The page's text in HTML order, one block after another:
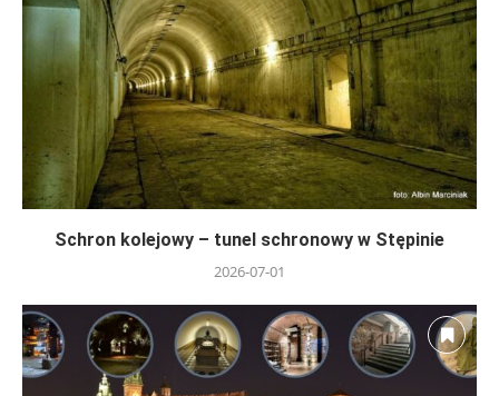
Schron kolejowy – tunel schronowy w Stępinie
2026-07-01